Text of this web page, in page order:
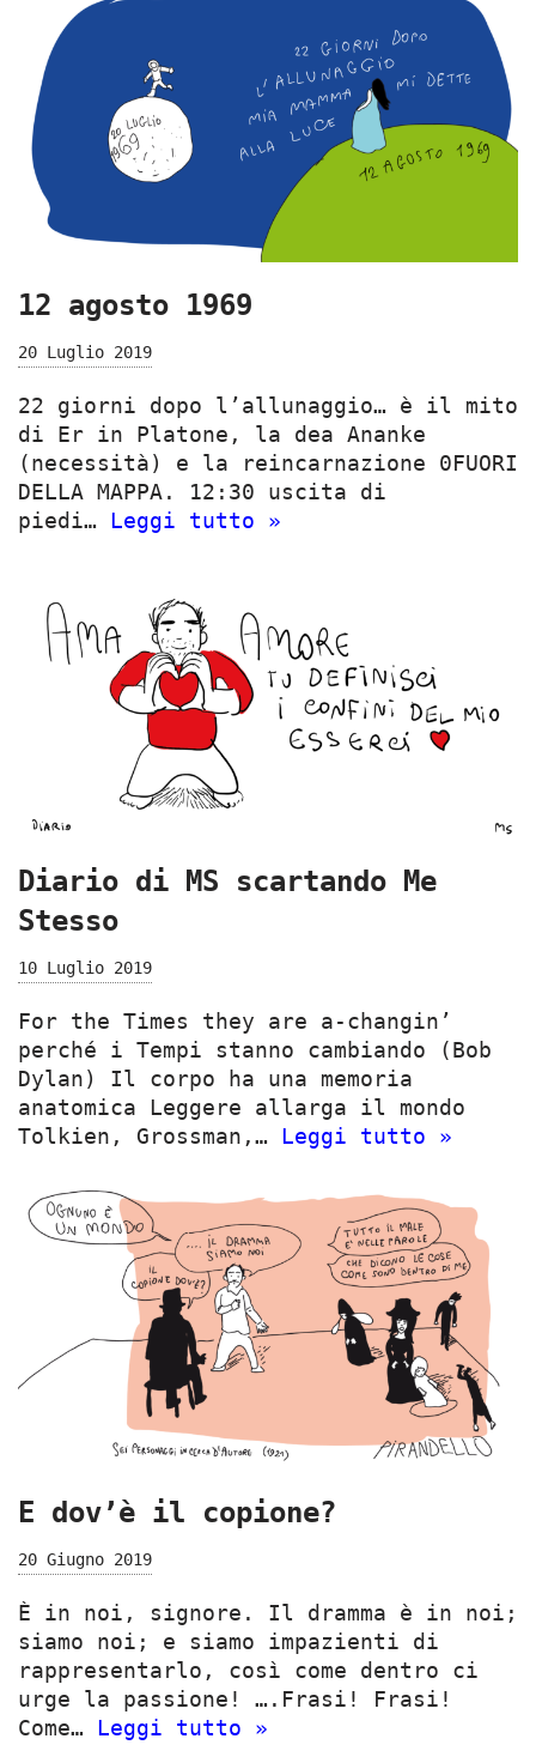
12 agosto 1969
20 Luglio 2019
22 giorni dopo l’allunaggio… è il mito
di Er in Platone, la dea Ananke
(necessità) e la reincarnazione 0FUORI
DELLA MAPPA. 12:30 uscita di
piedi… Leggi tutto »
Diario di MS scartando Me
Stesso
10 Luglio 2019
For the Times they are a-changin’
perché i Tempi stanno cambiando (Bob
Dylan) Il corpo ha una memoria
anatomica Leggere allarga il mondo
Tolkien, Grossman,… Leggi tutto »
E dov’è il copione?
20 Giugno 2019
È in noi, signore. Il dramma è in noi;
siamo noi; e siamo impazienti di
rappresentarlo, così come dentro ci
urge la passione! ….Frasi! Frasi!
Come… Leggi tutto »